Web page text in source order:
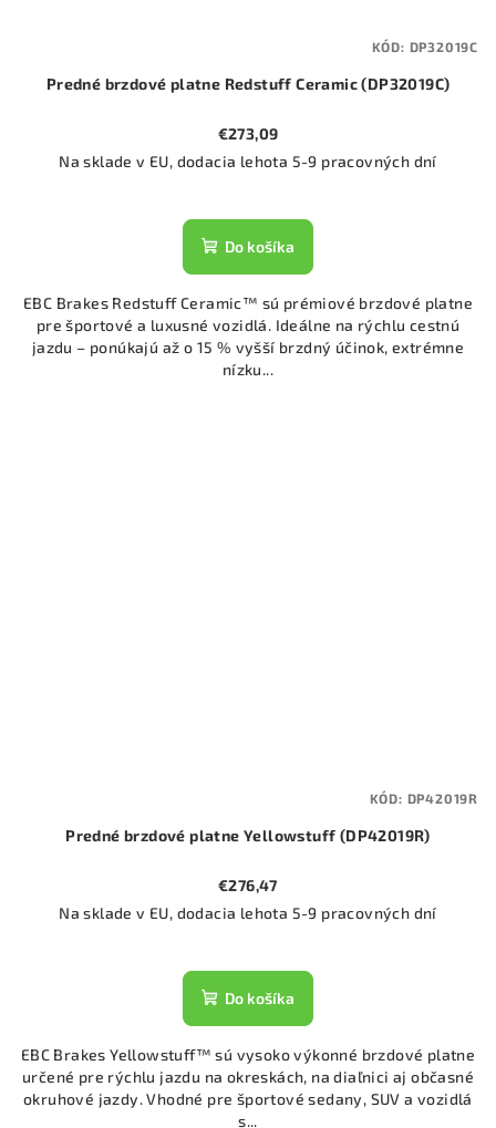
Predné brzdové platne Redstuff Ceramic (DP32019C)
€273,09
Na sklade v EU, dodacia lehota 5-9 pracovných dní
Do košíka
EBC Brakes Redstuff Ceramic™ sú prémiové brzdové platne
pre športové a luxusné vozidlá. Ideálne na rýchlu cestnú
jazdu – ponúkajú až o 15 % vyšší brzdný účinok, extrémne
nízku...
KÓD: DP32019C
Predné brzdové platne Yellowstuff (DP42019R)
€276,47
Na sklade v EU, dodacia lehota 5-9 pracovných dní
Do košíka
EBC Brakes Yellowstuff™ sú vysoko výkonné brzdové platne
určené pre rýchlu jazdu na okreskách, na diaľnici aj občasné
okruhové jazdy. Vhodné pre športové sedany, SUV a vozidlá
s...
KÓD: DP42019R